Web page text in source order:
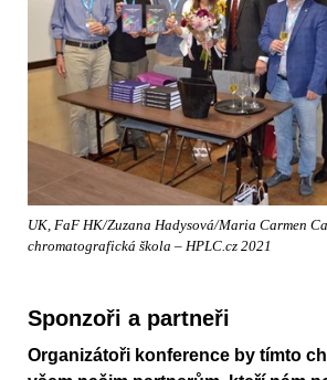
UK, FaF HK/Zuzana Hadysová/Maria Carmen
chromatografická škola – HPLC.cz 2021
Sponzoři a partneři
Organizátoři konference by tímto